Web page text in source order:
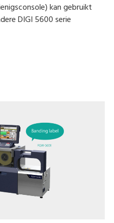
kan gebruikt
DIGI 5600 serie